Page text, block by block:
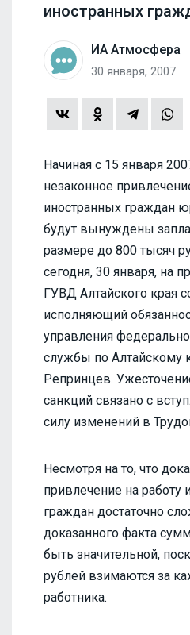
иностранных
ИА Атмосфера
30 января, 2007
Начиная с 15 января
незаконное
иностранных граждан
будут вынуждены
размере до 800 тысяч
сегодня, 30 января, на
ГУВД Алтайского края
исполняющий
управления
службы по Алтайскому
Репринцев.
санкций связано с
силу изменений в
Несмотря на то, что
привлечение на работу
граждан достаточно
доказанного факта
быть значительной,
рублей взимаются за
работника.